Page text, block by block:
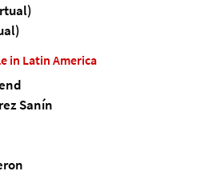
in Latin America
Sanín